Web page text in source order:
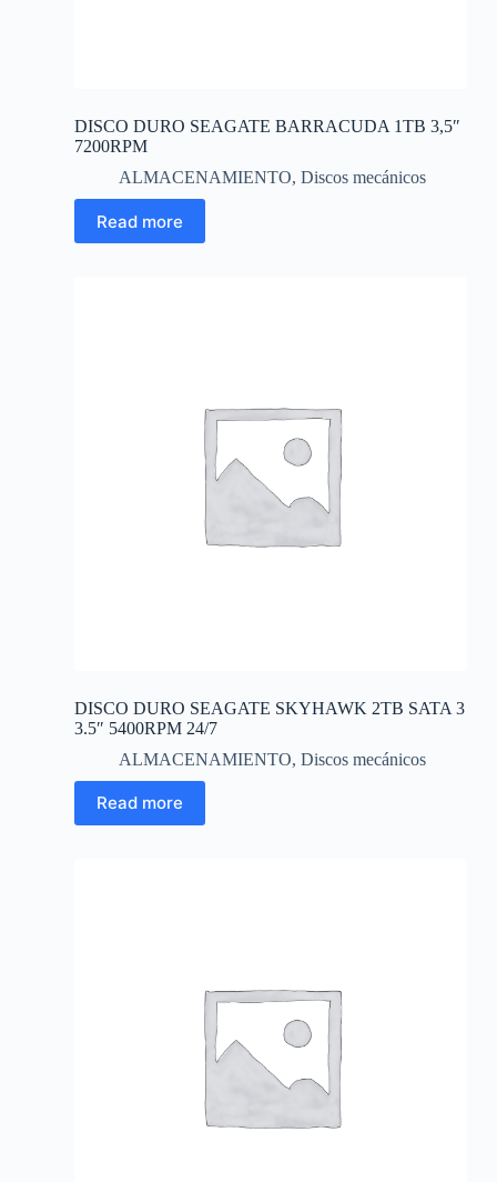
DISCO DURO SEAGATE BARRACUDA 1TB 3,5″
7200RPM
ALMACENAMIENTO, Discos mecánicos
Read more
DISCO DURO SEAGATE SKYHAWK 2TB SATA 3
3.5″ 5400RPM 24/7
ALMACENAMIENTO, Discos mecánicos
Read more